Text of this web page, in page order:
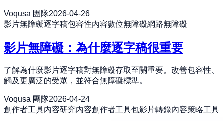
Voqusa 團隊2026-04-26
影片無障礙逐字稿包容性內容數位無障礙網路無障礙
影片無障礙：為什麼逐字稿很重要
了解為什麼影片逐字稿對無障礙存取至關重要。改善包容性、
觸及更廣泛的受眾，並符合無障礙標準。
Voqusa 團隊2026-04-24
創作者工具內容研究內容創作者工具包影片轉錄內容策略工具